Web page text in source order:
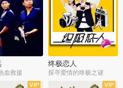
血救援
终极恋人
探寻爱情的终极之谜